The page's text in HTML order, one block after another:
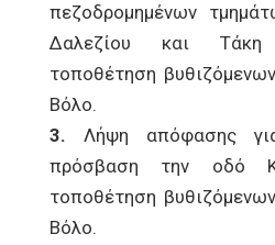
πεζοδρομημένων
Δαλεζίου και Τάκη
τοποθέτηση
Βόλο.
3. Λήψη απόφασης
πρόσβαση την οδό
τοποθέτηση
Βόλο.